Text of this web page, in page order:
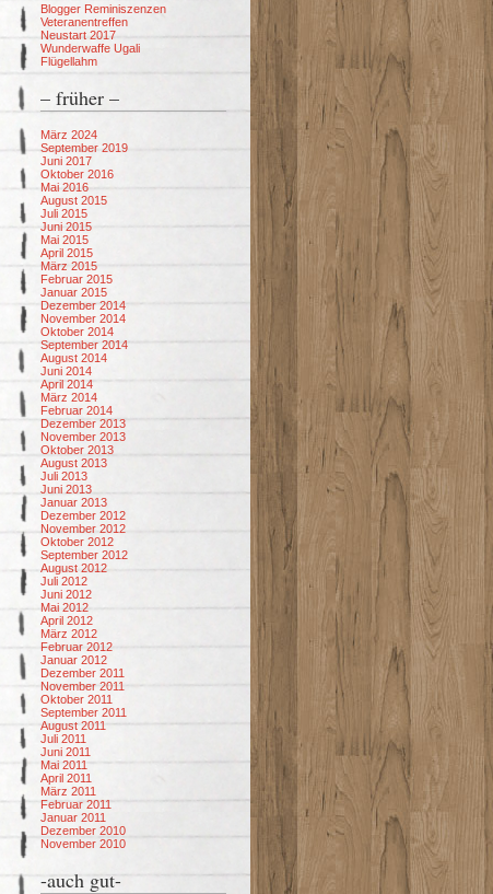
Blogger Reminiszenzen
Veteranentreffen
Neustart 2017
Wunderwaffe Ugali
Flügellahm
– früher –
März 2024
September 2019
Juni 2017
Oktober 2016
Mai 2016
August 2015
Juli 2015
Juni 2015
Mai 2015
April 2015
März 2015
Februar 2015
Januar 2015
Dezember 2014
November 2014
Oktober 2014
September 2014
August 2014
Juni 2014
April 2014
März 2014
Februar 2014
Dezember 2013
November 2013
Oktober 2013
August 2013
Juli 2013
Juni 2013
Januar 2013
Dezember 2012
November 2012
Oktober 2012
September 2012
August 2012
Juli 2012
Juni 2012
Mai 2012
April 2012
März 2012
Februar 2012
Januar 2012
Dezember 2011
November 2011
Oktober 2011
September 2011
August 2011
Juli 2011
Juni 2011
Mai 2011
April 2011
März 2011
Februar 2011
Januar 2011
Dezember 2010
November 2010
-auch gut-